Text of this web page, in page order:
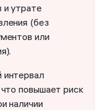
и утрате
(без
или
повышает риск
наличии